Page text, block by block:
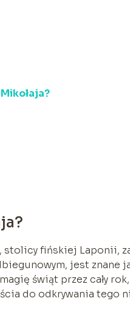
stolicy fińskiej Laponii,
jest znane
świąt przez cały
do odkrywania tego